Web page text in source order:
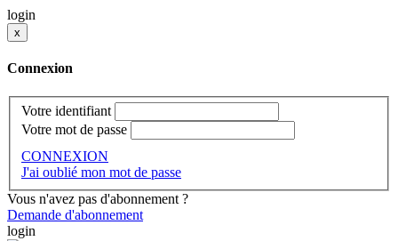
login
x
Connexion
Votre identifiant
Votre mot de passe
CONNEXION
J'ai oublié mon mot de passe
Vous n'avez pas d'abonnement ?
Demande d'abonnement
login